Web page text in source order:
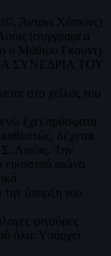
Άντονι Χόπκινς)
(συγγραφέα
ο Μάθιου Γκουντ)
ΣΥΝΕΔΡΙΑ ΤΟΥ
στο χείλος του
ενώ έχει πρόσφατα
δέχεται
Λιούις. Την
αιώνα
την ύπαρξη του
φιγούρες
όλα: Υπάρχει